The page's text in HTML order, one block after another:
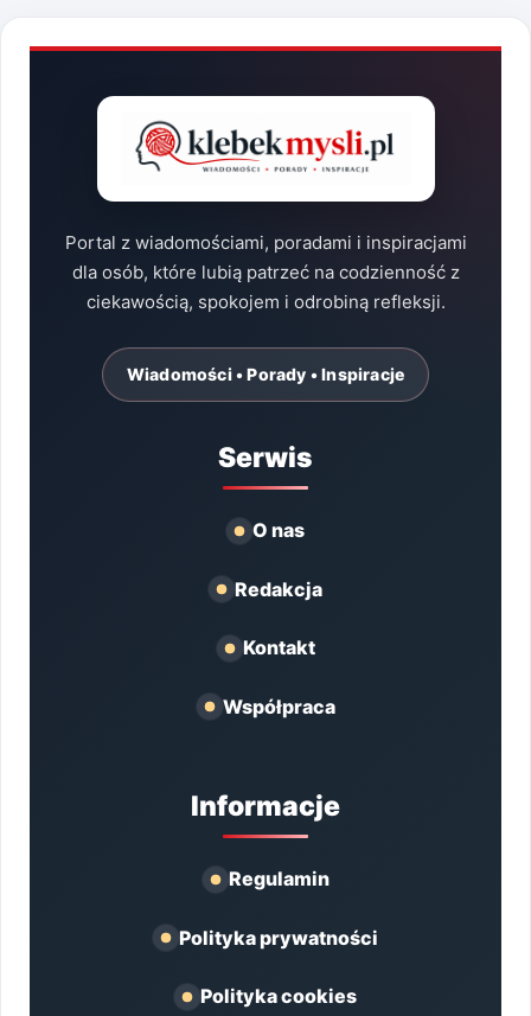
Portal z wiadomościami, poradami i inspiracjami
dla osób, które lubią patrzeć na codzienność z
ciekawością, spokojem i odrobiną refleksji.
Wiadomości • Porady • Inspiracje
Serwis
O nas
Redakcja
Kontakt
Współpraca
Informacje
Regulamin
Polityka prywatności
Polityka cookies